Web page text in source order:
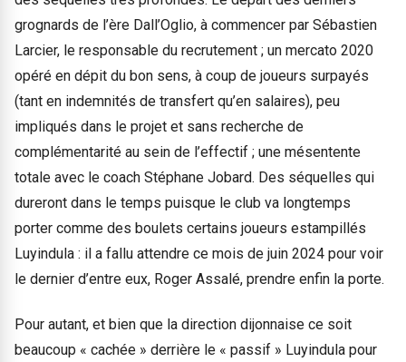
grognards de l’ère Dall’Oglio, à commencer par Sébastien
Larcier, le responsable du recrutement ; un mercato 2020
opéré en dépit du bon sens, à coup de joueurs surpayés
(tant en indemnités de transfert qu’en salaires), peu
impliqués dans le projet et sans recherche de
complémentarité au sein de l’effectif ; une mésentente
totale avec le coach Stéphane Jobard. Des séquelles qui
dureront dans le temps puisque le club va longtemps
porter comme des boulets certains joueurs estampillés
Luyindula : il a fallu attendre ce mois de juin 2024 pour voir
le dernier d’entre eux, Roger Assalé, prendre enfin la porte.
Pour autant, et bien que la direction dijonnaise ce soit
beaucoup « cachée » derrière le « passif » Luyindula pour